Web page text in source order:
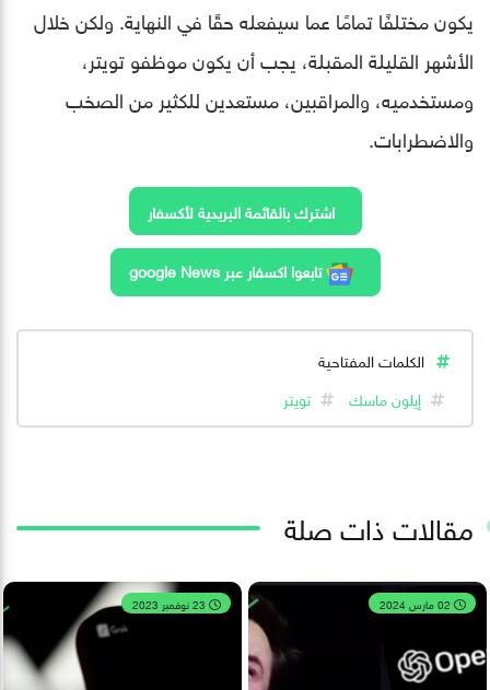
يكون مختلفًا تمامًا عما سيفعله حقًا في النهاية. ولكن خلال
الأشهر القليلة المقبلة، يجب أن يكون موظفو تويتر،
ومستخدميه، والمراقبين، مستعدين للكثير من الصخب
والاضطرابات.
اشترك بالقائمة البريدية لأكسفار
تابعوا اكسفار عبر google News
الكلمات المفتاحية
إيلون ماسك
تويتر
مقالات ذات صلة